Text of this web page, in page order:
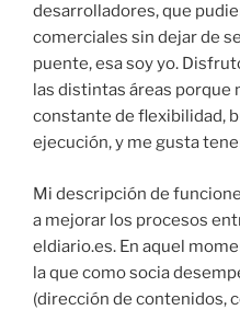
desarrolladores, que
comerciales sin dejar de
puente, esa soy yo.
las distintas áreas
constante de flexibilidad,
ejecución, y me gusta
Mi descripción de
a mejorar los procesos
eldiario.es. En aquel
la que como socia
(dirección de contenidos,